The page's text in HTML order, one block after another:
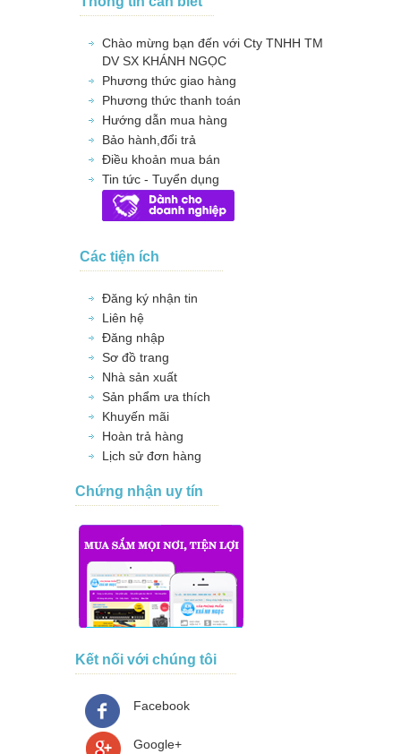
Chào mừng bạn đến với Cty TNHH TM
DV SX KHÁNH NGỌC
Phương thức giao hàng
Phương thức thanh toán
Hướng dẫn mua hàng
Bảo hành,đổi trả
Điều khoản mua bán
Tin tức - Tuyển dụng
Các tiện ích
Đăng ký nhận tin
Liên hệ
Đăng nhập
Sơ đồ trang
Nhà sản xuất
Sản phẩm ưa thích
Khuyến mãi
Hoàn trả hàng
Lịch sử đơn hàng
Chứng nhận uy tín
Kết nối với chúng tôi
Facebook
Google+